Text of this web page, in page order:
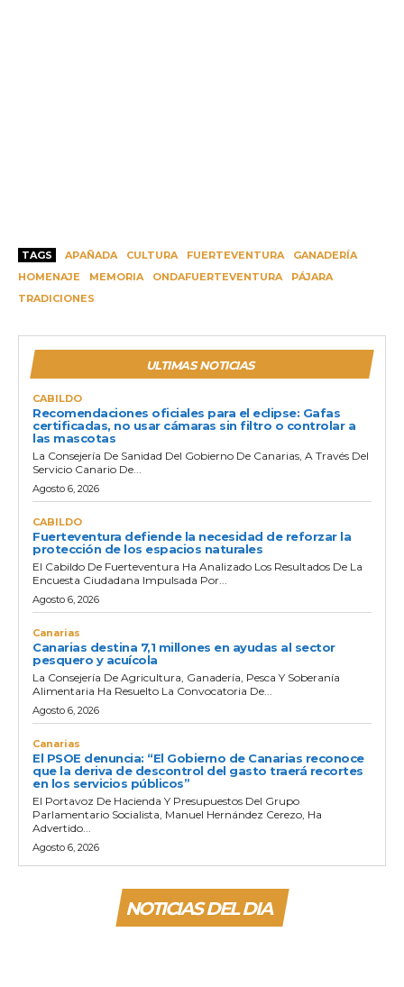
TAGS APAÑADA CULTURA FUERTEVENTURA
GANADERÍA
HOMENAJE
MEMORIA ONDAFUERTEVENTURA
PÁJARA
TRADICIONES
ULTIMAS NOTICIAS
CABILDO
Recomendaciones oficiales para el eclipse: Gafas
certificadas, no usar cámaras sin filtro o controlar a
las mascotas
La Consejería De Sanidad Del Gobierno De Canarias, A Través Del
Servicio Canario De...
Agosto 6, 2026
CABILDO
Fuerteventura defiende la necesidad de reforzar la
protección de los espacios naturales
El Cabildo De Fuerteventura Ha Analizado Los Resultados De La
Encuesta Ciudadana Impulsada Por...
Agosto 6, 2026
Canarias
Canarias destina 7,1 millones en ayudas al sector
pesquero y acuícola
La Consejería De Agricultura, Ganadería, Pesca Y Soberanía
Alimentaria Ha Resuelto La Convocatoria De...
Agosto 6, 2026
Canarias
El PSOE denuncia: “El Gobierno de Canarias reconoce
que la deriva de descontrol del gasto traerá recortes
en los servicios públicos”
El Portavoz De Hacienda Y Presupuestos Del Grupo
Parlamentario Socialista, Manuel Hernández Cerezo, Ha
Advertido...
Agosto 6, 2026
NOTICIAS DEL DIA